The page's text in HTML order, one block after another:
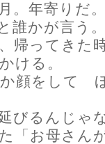
。年寄りだ
誰かが言
帰ってき
ける。
顔をして
びるんじゃ
「お母さん